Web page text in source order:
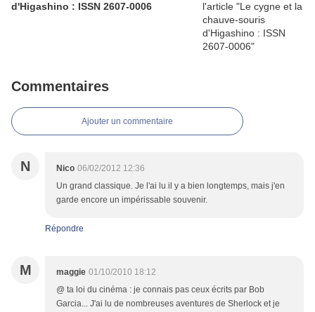
d'Higashino : ISSN 2607-0006
Commentaires
Ajouter un commentaire
N Nico 06/02/2012 12:36
Un grand classique. Je l'ai lu il y a bien longtemps, mais j'en
garde encore un impérissable souvenir.
Répondre
M maggie 01/10/2010 18:12
@ ta loi du cinéma : je connais pas ceux écrits par Bob
Garcia... J'ai lu de nombreuses aventures de Sherlock et je